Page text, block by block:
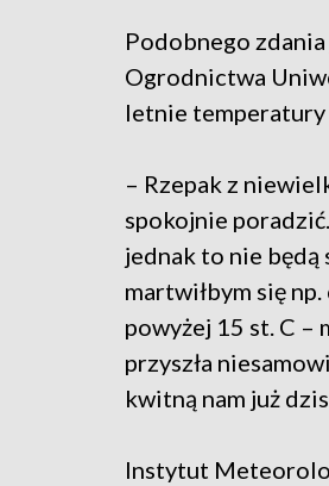
Podobnego
Ogrodnictwa
letnie temperatury
– Rzepak z
spokojnie
jednak to nie będą
martwiłbym się
powyżej 15 st. C –
przyszła
kwitną nam już
Instytut